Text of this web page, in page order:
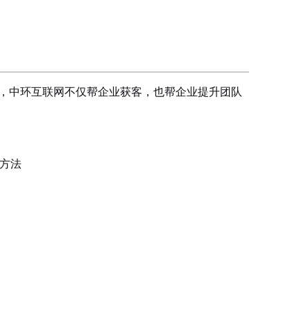
中环互联网不仅帮企业获客，也帮企业提升团队
法